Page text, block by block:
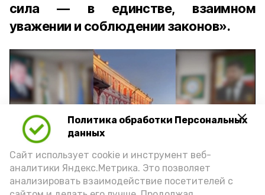
Политика обработки Персональных
данных
Сайт использует cookie и инструмент веб-
аналитики Яндекс.Метрика. Это позволяет
анализировать взаимодействие посетителей с
сила — в единстве, взаимном
уважении и соблюдении законов».
Play
Video